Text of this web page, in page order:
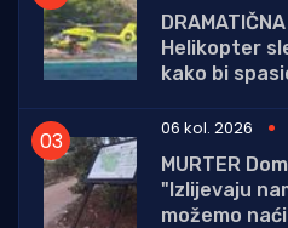
Helikopter
kako bi
06 kol. 2026
MURTER
"Izlijevaju
možemo